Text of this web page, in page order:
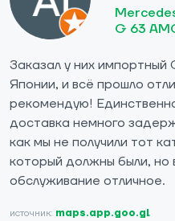
G 63
Заказал у них импортный
Японии, и всё прошло
рекомендую!
доставка немного
как мы не получили тот
который должны были, но
обслуживание отличное.
источник: maps.app.goo.gl